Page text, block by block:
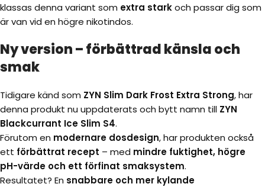
klassas denna variant som extra starkoch passar dig som
är van vid en högre nikotindos.
Ny version – förbättrad känsla och
smak
Tidigare känd som ZYN Slim Dark Frost Extra Strong, har
denna produkt nu uppdaterats och bytt namn till ZYN
Blackcurrant Ice Slim S4.
Förutom en modernare dosdesign, har produkten också
ett förbättrat recept – med mindre fuktighet, högre
pH-värde och ett förfinat smaksystem.
Resultatet? En snabbare och mer kylande